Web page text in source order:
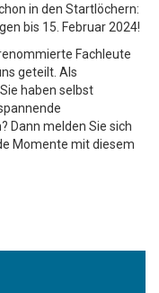
in den Startlöchern:
bis 15. Februar 2024!
Fachleute
geteilt. Als
haben selbst
Dann melden Sie sich
Momente mit diesem